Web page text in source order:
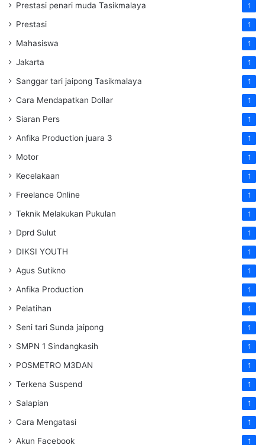
Prestasi penari muda Tasikmalaya 1
Prestasi 1
Mahasiswa 1
Jakarta 1
Sanggar tari jaipong Tasikmalaya 1
Cara Mendapatkan Dollar 1
Siaran Pers 1
Anfika Production juara 3 1
Motor 1
Kecelakaan 1
Freelance Online 1
Teknik Melakukan Pukulan 1
Dprd Sulut 1
DIKSI YOUTH 1
Agus Sutikno 1
Anfika Production 1
Pelatihan 1
Seni tari Sunda jaipong 1
SMPN 1 Sindangkasih 1
POSMETRO M3DAN 1
Terkena Suspend 1
Salapian 1
Cara Mengatasi 1
Akun Facebook 1